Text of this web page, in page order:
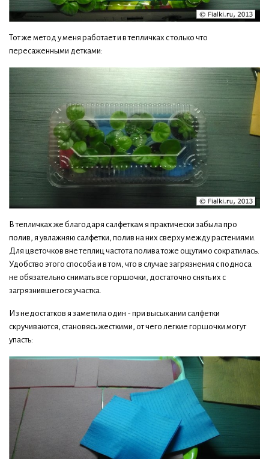
Тот же метод у меня работает и в тепличках с только что
пересаженными детками:
В тепличках же благодаря салфеткам я практически забыла про
полив, я увлажняю салфетки, полив на них сверху между растениями.
Для цветочков вне теплиц частота полива тоже ощутимо сократилась.
Удобство этого способа и в том, что в случае загрязнения с подноса
не обязательно снимать все горшочки, достаточно снять их с
загрязнившегося участка.
Из недостатков я заметила один - при высыхании салфетки
скручиваются, становясь жесткими, от чего легкие горшочки могут
упасть: